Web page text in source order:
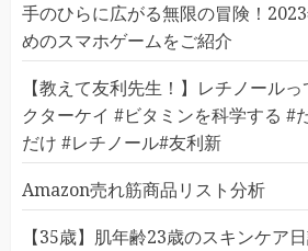
手のひらに広がる無限の冒険！
めのスマホゲームをご紹介
【教えて友利先生！】レチノール
クターケイ #ビタミンを科学する #
だけ #レチノール#友利新
Amazon売れ筋商品リスト分析
【35歳】肌年齢23歳のスキンケア